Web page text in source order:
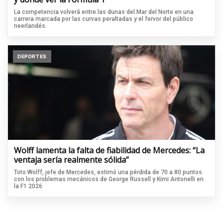
La competencia volverá entre las dunas del Mar del Norte en una
carrera marcada por las curvas peraltadas y el fervor del público
neerlandés.
DEPORTES
Wolff lamenta la falta de fiabilidad de Mercedes: “La
ventaja sería realmente sólida”
Toto Wolff, jefe de Mercedes, estimó una pérdida de 70 a 80 puntos
con los problemas mecánicos de George Russell y Kimi Antonelli en
la F1 2026